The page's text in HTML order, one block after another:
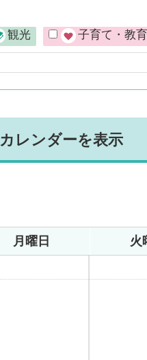
観光 子育て・教
カレンダーを表示
月曜日 火